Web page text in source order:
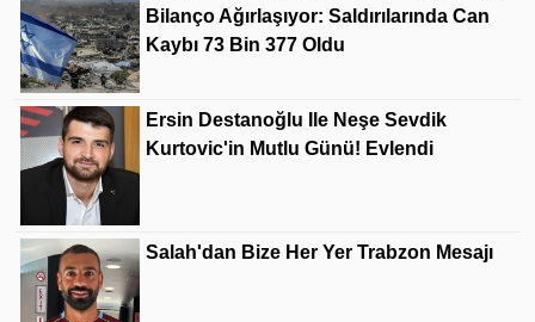
Bilanço Ağırlaşıyor: Saldırılarında Can
Kaybı 73 Bin 377 Oldu
Ersin Destanoğlu Ile Neşe Sevdik
Kurtovic'in Mutlu Günü! Evlendi
Salah'dan Bize Her Yer Trabzon Mesajı